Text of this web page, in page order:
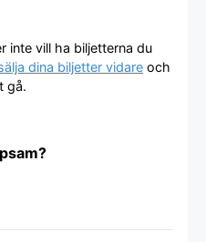
inte vill ha biljetterna du
dina biljetter vidare och
gå.